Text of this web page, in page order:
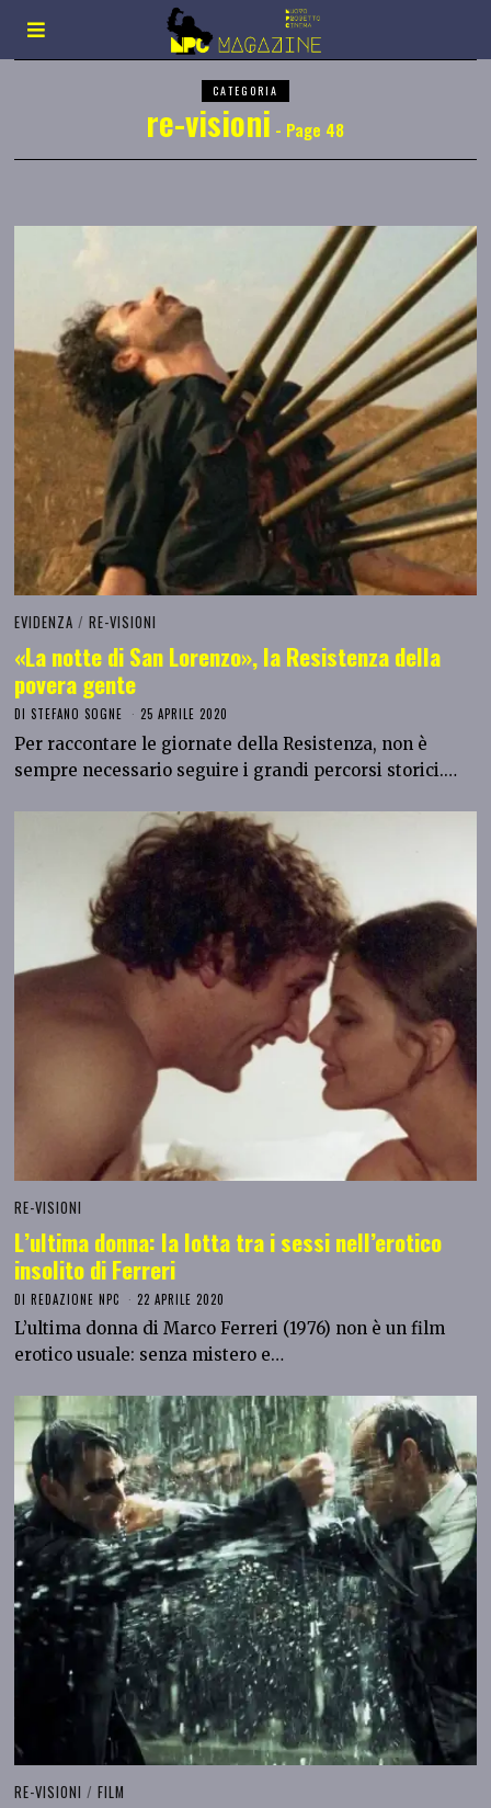
CATEGORIA
re-visioni - Page 48
EVIDENZA / RE-VISIONI
«La notte di San Lorenzo», la Resistenza della
povera gente
DI STEFANO SOGNE 25 APRILE 2020
Per raccontare le giornate della Resistenza, non è
sempre necessario seguire i grandi percorsi storici.…
RE-VISIONI
L’ultima donna: la lotta tra i sessi nell’erotico
insolito di Ferreri
DIREDAZIONE NPC 22 APRILE 2020
L’ultima donna di Marco Ferreri (1976) non è un film
erotico usuale: senza mistero e…
RE-VISIONI / FILM